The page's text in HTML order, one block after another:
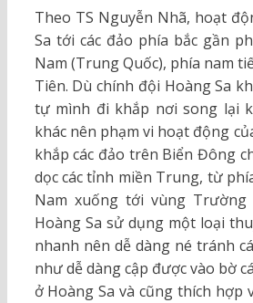
Theo TS Nguyễn Nhã, hoạt
Sa tới các đảo phía bắc gần
Nam (Trung Quốc), phía nam
Tiên. Dù chính đội Hoàng Sa
tự mình đi khắp nơi song lại
khác nên phạm vi hoạt động
khắp các đảo trên Biển Đông
dọc các tỉnh miền Trung, từ
Nam xuống tới vùng Trường
Hoàng Sa sử dụng một loại
nhanh nên dễ dàng né tránh
như dễ dàng cập được vào bờ
ở Hoàng Sa và cũng thích hợp